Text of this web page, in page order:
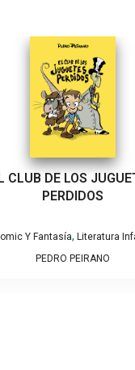
CLUB DE LOS
PERDIDOS
Y Fantasía, Literatura
PEDRO PEIRANO